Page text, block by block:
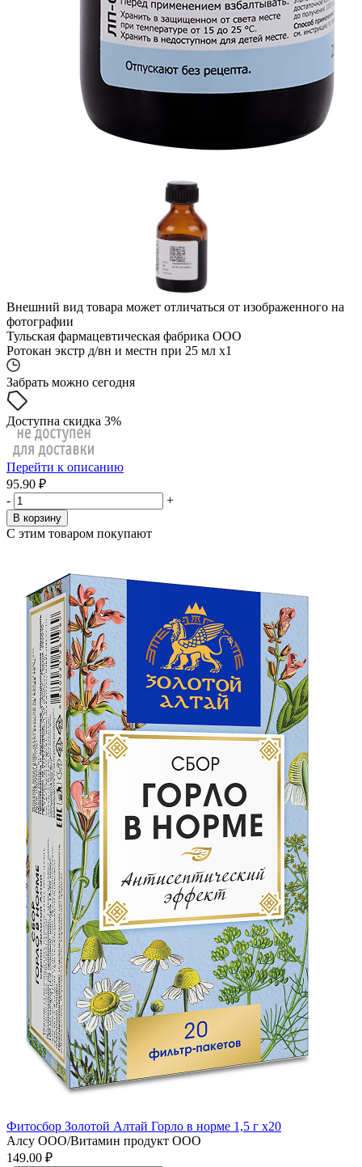
Внешний вид товара может отличаться от изображенного на
фотографии
Тульская фармацевтическая фабрика ООО
Ротокан экстр д/вн и местн при 25 мл x1
Забрать можно сегодня
Доступна скидка 3%
Перейти к описанию
95.90 ₽
-
+
В корзину
С этим товаром покупают
Фитосбор Золотой Алтай Горло в норме 1,5 г x20
Алсу ООО/Витамин продукт ООО
149.00 ₽